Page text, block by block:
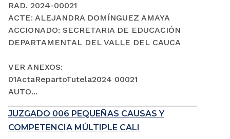
RAD. 2024-00021
ACTE: ALEJANDRA DOMÍNGUEZ AMAYA
ACCIONADO: SECRETARIA DE EDUCACIÓN
DEPARTAMENTAL DEL VALLE DEL CAUCA
VER ANEXOS:
01ActaRepartoTutela2024 00021
AUTO...
JUZGADO 006 PEQUEÑAS CAUSAS Y
COMPETENCIA MÚLTIPLE CALI